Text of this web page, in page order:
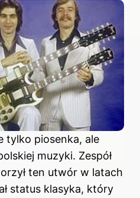
tylko piosenka, ale
muzyki. Zespół
ten utwór w latach
status klasyka, który